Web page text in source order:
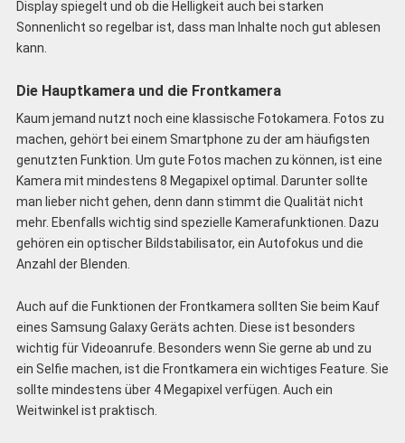
Display spiegelt und ob die Helligkeit auch bei starken
Sonnenlicht so regelbar ist, dass man Inhalte noch gut ablesen
kann.
Die Hauptkamera und die Frontkamera
Kaum jemand nutzt noch eine klassische Fotokamera. Fotos zu
machen, gehört bei einem Smartphone zu der am häufigsten
genutzten Funktion. Um gute Fotos machen zu können, ist eine
Kamera mit mindestens 8 Megapixel optimal. Darunter sollte
man lieber nicht gehen, denn dann stimmt die Qualität nicht
mehr. Ebenfalls wichtig sind spezielle Kamerafunktionen. Dazu
gehören ein optischer Bildstabilisator, ein Autofokus und die
Anzahl der Blenden.
Auch auf die Funktionen der Frontkamera sollten Sie beim Kauf
eines Samsung Galaxy Geräts achten. Diese ist besonders
wichtig für Videoanrufe. Besonders wenn Sie gerne ab und zu
ein Selfie machen, ist die Frontkamera ein wichtiges Feature. Sie
sollte mindestens über 4 Megapixel verfügen. Auch ein
Weitwinkel ist praktisch.